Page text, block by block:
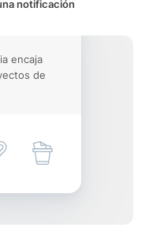
notificación
encaja
de